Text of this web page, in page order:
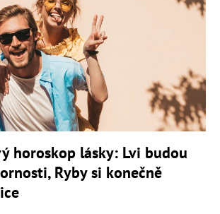
horoskop lásky: Lvi budou
Ryby si konečně